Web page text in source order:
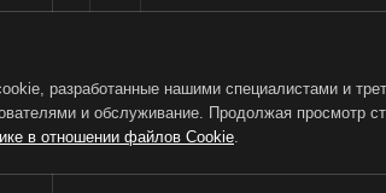
2026 © TorWin – интернет-магазин
разработанные нашими специалистами и
и обслуживание. Продолжая просмотр
в отношении файлов Cookie.